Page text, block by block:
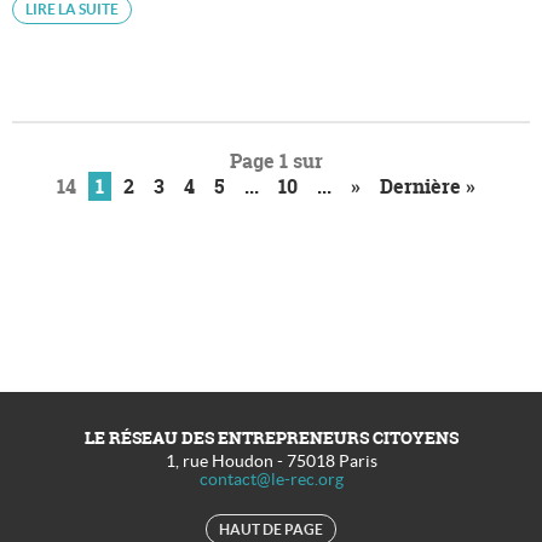
LIRE LA SUITE
Page 1 sur
14
1 2 3 4 5 ... 10 ... » Dernière »
LE RÉSEAU DES ENTREPRENEURS CITOYENS
1, rue Houdon -75018 Paris
contact@le-rec.org
HAUT DE PAGE